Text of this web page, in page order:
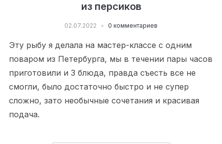
из персиков
02.07.2022 0 комментариев
Эту рыбу я делала на мастер-классе с одним
поваром из Петербурга, мы в течении пары часов
приготовили и 3 блюда, правда съесть все не
смогли, было достаточно быстро и не супер
сложно, зато необычные сочетания и красивая
подача.